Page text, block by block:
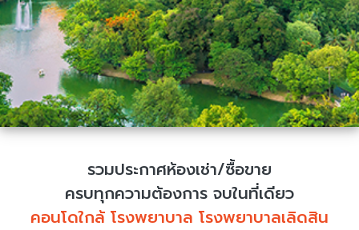
รวมประกาศห้องเช่า/ซื้อขาย
ครบทุกความต้องการ จบในที่เดียว
คอนโดใกล้ โรงพยาบาล โรงพยาบาลเลิดสิน